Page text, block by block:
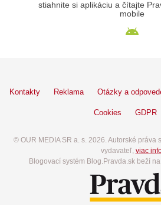
stiahnite si aplikáciu a čítajte
mobile
Kontakty Reklama Otázky a
Cookies GDPR
© OUR MEDIA SR a. s. 2026. Autorské práva
vydavateľ, viac
Blogovací systém Blog.Pravda.sk beží